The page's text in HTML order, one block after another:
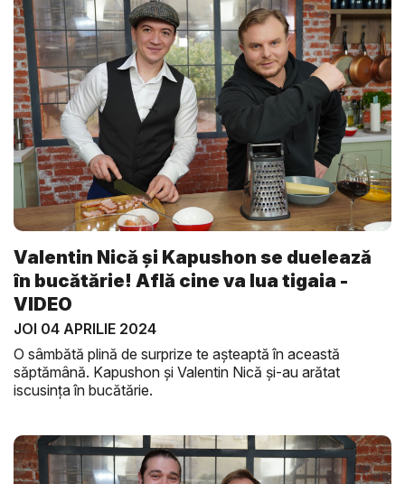
Valentin Nică și Kapushon se duelează
în bucătărie! Află cine va lua tigaia -
VIDEO
JOI 04 APRILIE 2024
O sâmbătă plină de surprize te așteaptă în această
săptămână. Kapushon și Valentin Nică și-au arătat
iscusința în bucătărie.